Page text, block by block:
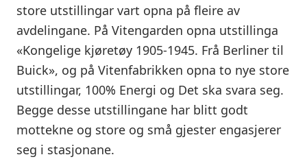
store utstillingar vart opna på fleire av
avdelingane. På Vitengarden opna utstillinga
«Kongelige kjøretøy 1905-1945. Frå Berliner til
Buick», og på Vitenfabrikken opna to nye store
utstillingar, 100% Energi og Det ska svara seg.
Begge desse utstillingane har blitt godt
mottekne og store og små gjester engasjerer
seg i stasjonane.